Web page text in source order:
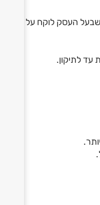
שבעל העסק לוקח על
עד לתיקון.